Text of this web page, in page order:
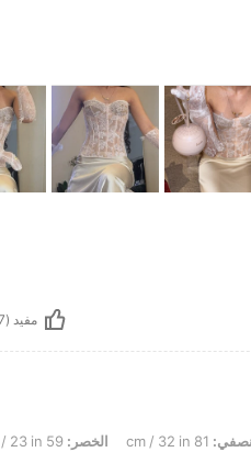
مفيد (17)
نصفي: الخصر: